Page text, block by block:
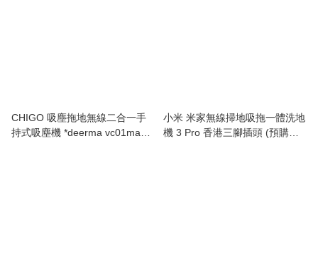
CHIGO 吸塵拖地無線二合一手
持式吸塵機 *deerma vc01max
小米 米家無線掃地吸拖一體洗地
機 3 Pro 香港三腳插頭 (預購產